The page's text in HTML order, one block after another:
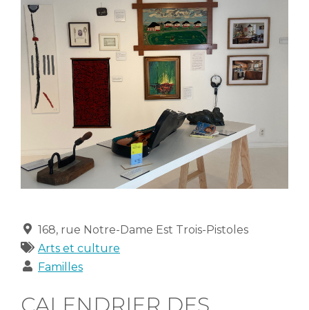
Lieu168, rue Notre-Dame Est Trois-Pistoles
Catégories
Arts et culture
Publics
Familles
CALENDRIER DES